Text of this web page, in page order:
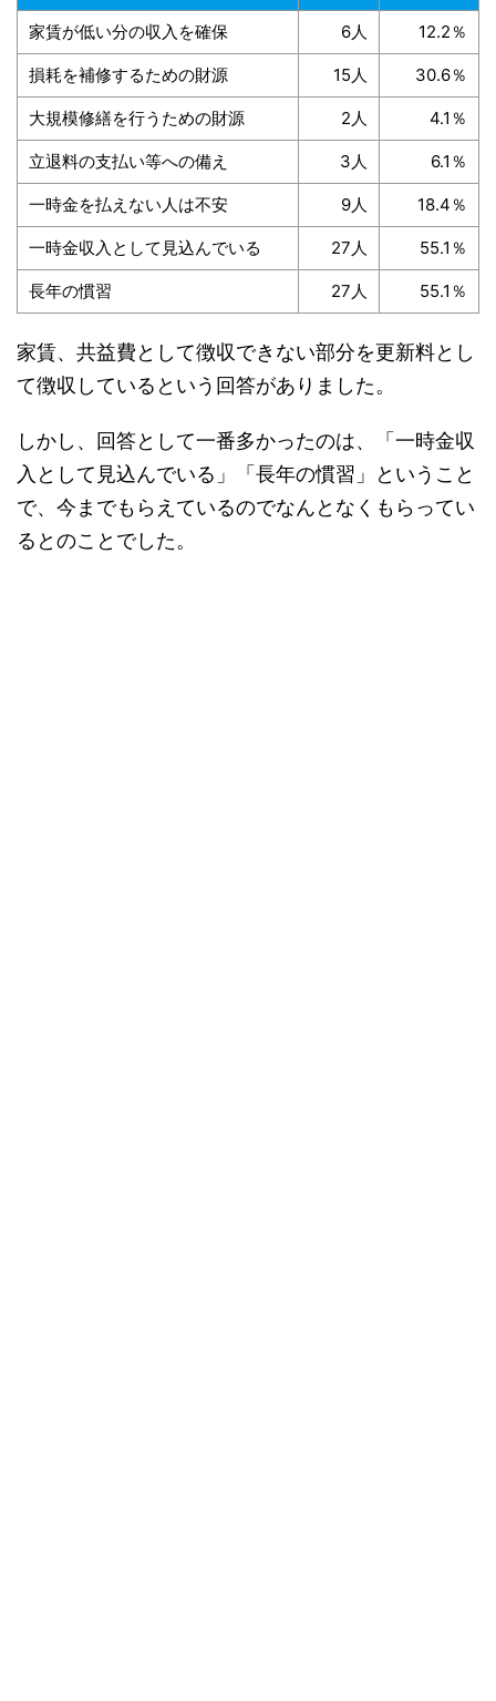
家賃が低い分の収入を確保 6人 12.2％
損耗を補修するための財源 15人 30.6％
大規模修繕を行うための財源 2人 4.1％
立退料の支払い等への備え 3人 6.1％
一時金を払えない人は不安 9人 18.4％
一時金収入として見込んでいる 27人 55.1％
長年の慣習 27人 55.1％
家賃、共益費として徴収できない部分を更新料とし
て徴収しているという回答がありました。
しかし、回答として一番多かったのは、「一時金収
入として見込んでいる」「長年の慣習」ということ
で、今までもらえているのでなんとなくもらってい
るとのことでした。